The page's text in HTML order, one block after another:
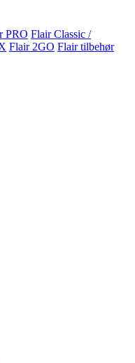
PRO Flair Classic /
Flair 2GO Flair tilbehør